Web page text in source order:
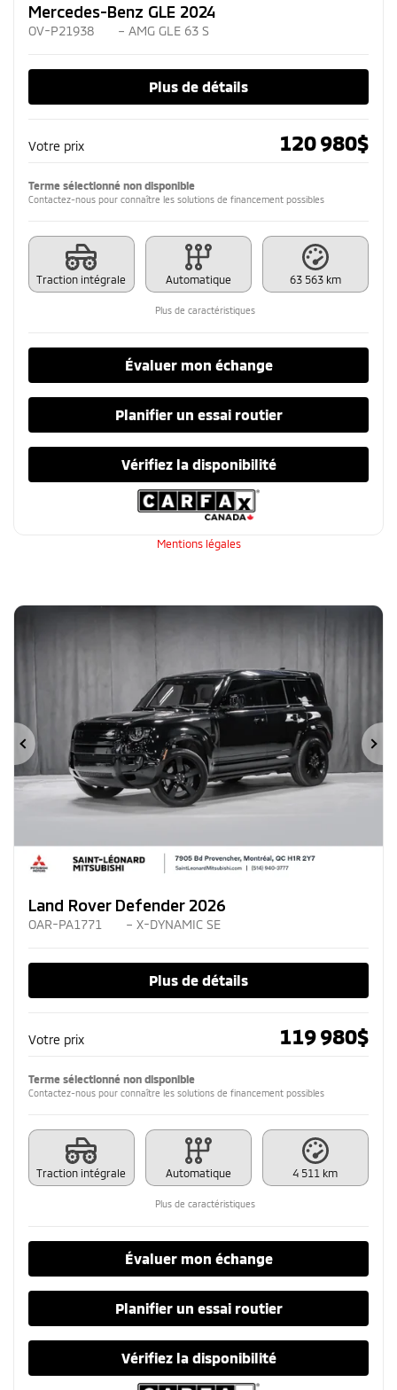
Mercedes-Benz GLE 2024
OV-P21938 – AMG GLE 63 S
Plus de détails
Votre prix 120 980$
Terme sélectionné non disponible
Contactez-nous pour connaître les solutions de financement possibles
Traction intégrale Automatique 63 563 km
Plus de caractéristiques
Évaluer mon échange
Planifier un essai routier
Vérifiez la disponibilité
Mentions légales
Précédent
Land Rover Defender 2026
OAR-PA1771 – X-DYNAMIC SE
Plus de détails
Votre prix 119 980$
Terme sélectionné non disponible
Contactez-nous pour connaître les solutions de financement possibles
Traction intégrale Automatique 4 511 km
Plus de caractéristiques
Évaluer mon échange
Planifier un essai routier
Vérifiez la disponibilité